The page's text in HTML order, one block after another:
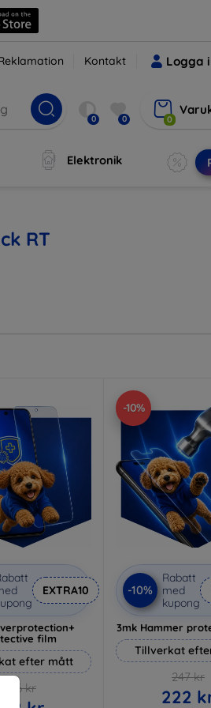
Kontakt Logga
0 0 0
Elektronik
RT
EXTRA10
film
efter mått
236 kr
-10%
-10%
Rabatt
med
kupong
3mk Hammer
Tillverkat
247 kr
222